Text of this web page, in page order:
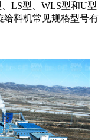
LS型、WLS型和U型
给料机常见规格型号有